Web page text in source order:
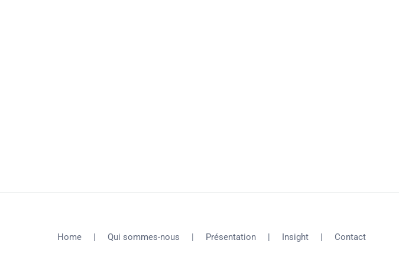
Home Qui sommes-nous Présentation Insight Contact